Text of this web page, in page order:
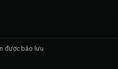
được bảo lưu